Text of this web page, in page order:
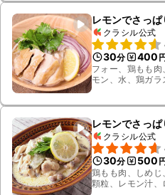
レモンでさっ
クラシル公式
30分 400
フォー、鶏もも
モン、水、鶏ガ
レモンでさっ
クラシル公式
30分 500
鶏もも肉、しめじ
顆粒、レモン汁、